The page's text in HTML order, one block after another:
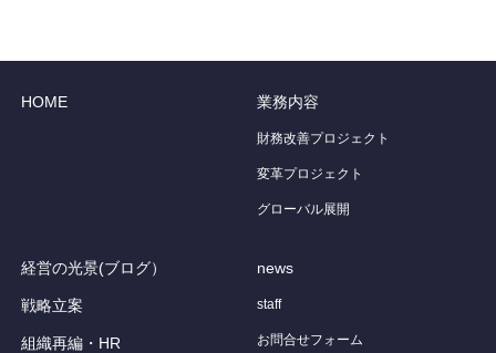
HOME 業務内容
財務改善プロジェクト
変革プロジェクト
グローバル展開
経営の光景(ブログ）
戦略立案
組織再編・HR
news
staff
お問合せフォーム